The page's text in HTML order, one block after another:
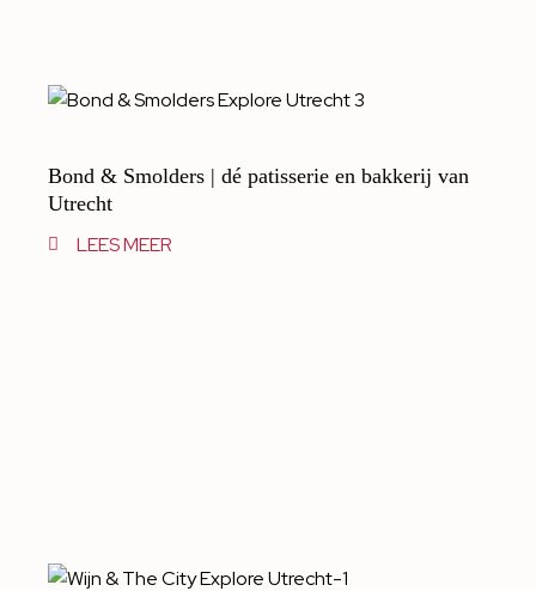
Bond & Smolders | dé patisserie en bakkerij van
Utrecht
LEES MEER